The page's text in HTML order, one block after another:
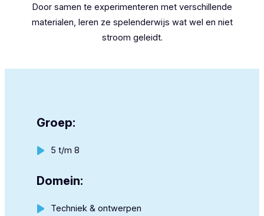
Door samen te experimenteren met verschillende
materialen, leren ze spelenderwijs wat wel en niet
stroom geleidt.
Groep:
5 t/m 8
Domein:
Techniek & ontwerpen